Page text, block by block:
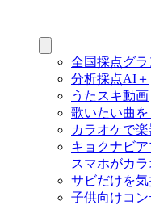
全国採点グラ
分析採点AI＋
うたスキ動画
歌いたい曲を
カラオケで
キョクナビア
スマホがカ
サビだけを気
子供向けコン